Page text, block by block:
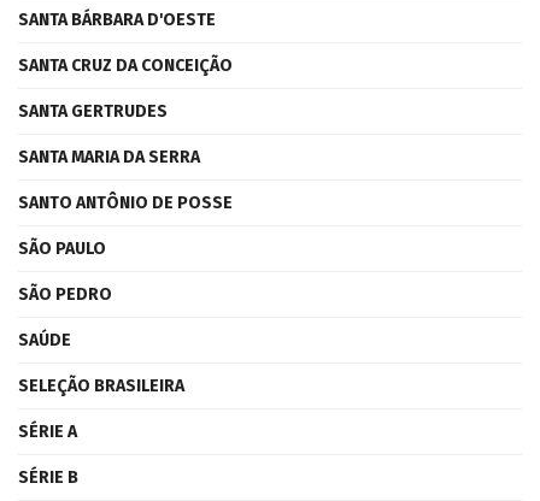
SANTA BÁRBARA D'OESTE
SANTA CRUZ DA CONCEIÇÃO
SANTA GERTRUDES
SANTA MARIA DA SERRA
SANTO ANTÔNIO DE POSSE
SÃO PAULO
SÃO PEDRO
SAÚDE
SELEÇÃO BRASILEIRA
SÉRIE A
SÉRIE B